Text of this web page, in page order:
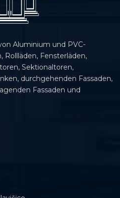
Aluminium und PVC-
Rollläden, Fensterläden,
Sektionaltoren,
durchgehenden Fassaden,
Fassaden und